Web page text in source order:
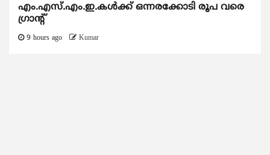
എം.എസ്.എം.ഇ.കൾക്ക് ഒന്നരക്കോടി രൂപ വരെ
ഗ്രാന്റ്
9 hours ago Kumar